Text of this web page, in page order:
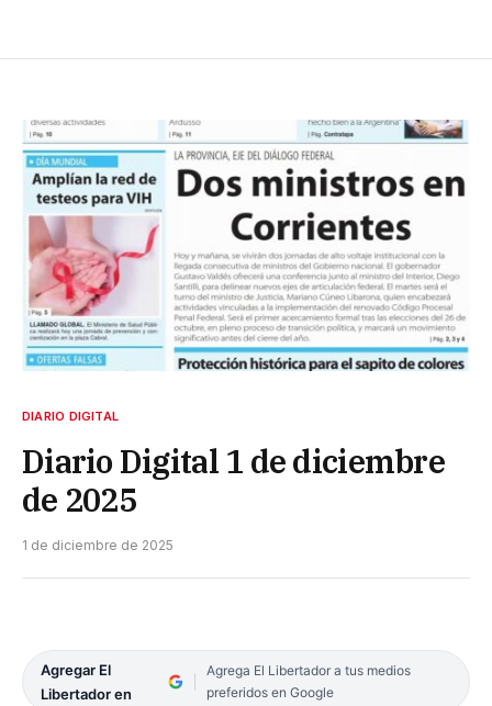
DIARIO DIGITAL
Diario Digital 1 de diciembre
de 2025
1 de diciembre de 2025
Agregar El
Libertador en
Agrega El Libertador a tus medios
preferidos en Google